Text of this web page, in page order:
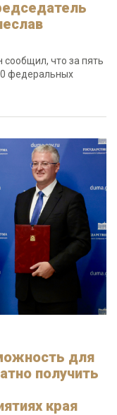
что за пять
федеральных
для
получить
края